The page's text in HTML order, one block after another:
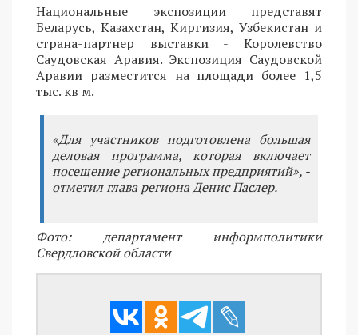
Национальные экспозиции представят
Беларусь, Казахстан, Киргизия, Узбекистан и
страна-партнер выставки - Королевство
Саудовская Аравия. Экспозиция Саудовской
Аравии разместится на площади более 1,5
тыс. кв м.
«Для участников подготовлена большая
деловая программа, которая включает
посещение региональных предприятий», -
отметил глава региона Денис Паслер.
Фото: департамент информполитики
Свердловской области